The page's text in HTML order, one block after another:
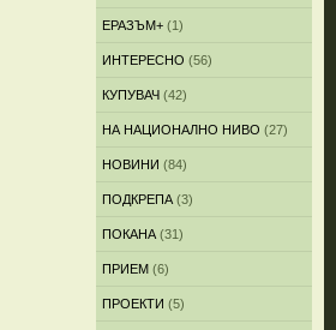
ЕРАЗЪМ+ (1)
ИНТЕРЕСНО (56)
КУПУВАЧ (42)
НА НАЦИОНАЛНО НИВО (27)
НОВИНИ (84)
ПОДКРЕПА (3)
ПОКАНА (31)
ПРИЕМ (6)
ПРОЕКТИ (5)